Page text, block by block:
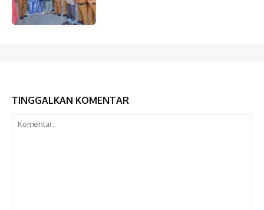
TINGGALKAN KOMENTAR